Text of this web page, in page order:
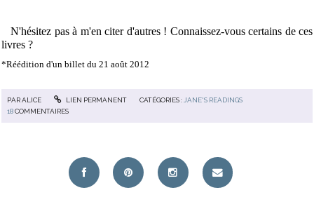
N'hésitez pas à m'en citer d'autres ! Connaissez-vous certains de ces
livres ?
*Réédition d'un billet du 21 août 2012
PARALICE LIEN PERMANENT CATÉGORIES : JANE'S READINGS
18COMMENTAIRES